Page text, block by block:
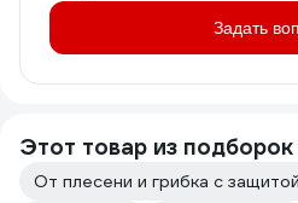
Задать
Этот товар из подборок
От плесени и грибка с